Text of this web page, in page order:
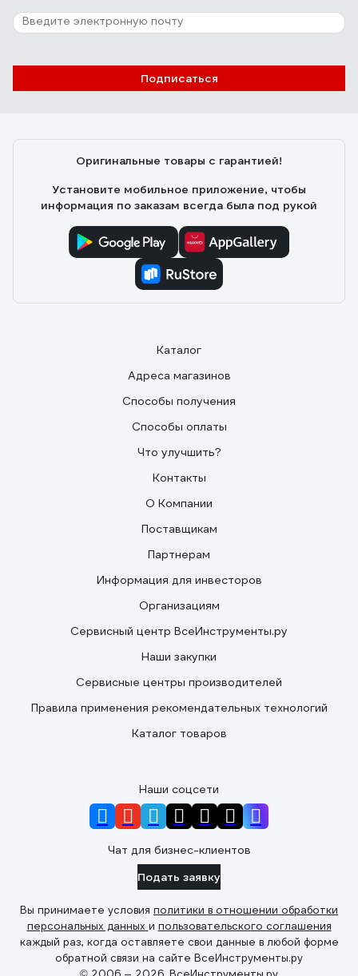
Подписаться
Оригинальные товары с гарантией!
Установите мобильное приложение, чтобы
информация по заказам всегда была под рукой
Каталог
Адреса магазинов
Способы получения
Способы оплаты
Что улучшить?
Контакты
О Компании
Поставщикам
Партнерам
Информация для инвесторов
Организациям
Сервисный центр ВсеИнструменты.ру
Наши закупки
Сервисные центры производителей
Правила применения рекомендательных технологий
Каталог товаров
Наши соцсети
Чат для бизнес-клиентов
Подать заявку
Вы принимаете условия политики в отношении обработки
персональных данных и пользовательского соглашения
каждый раз, когда оставляете свои данные в любой форме
обратной связи на сайте ВсеИнструменты.ру